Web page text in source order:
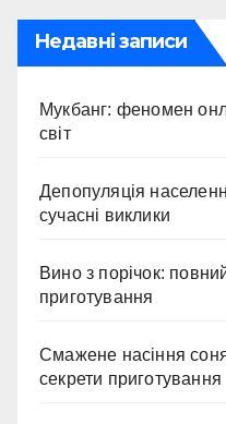
Недавні записи
Мукбанг: феномен
світ
Депопуляція
сучасні виклики
Вино з порічок:
приготування
Смажене насіння
секрети приготування